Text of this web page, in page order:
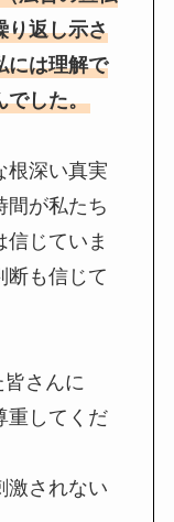
り返し示さ
には理解で
でした。
根深い真実
間が私たち
信じていま
断も信じて
さんに
重してくだ
激されない